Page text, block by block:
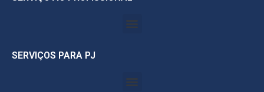
SERVIÇOS PARA PJ